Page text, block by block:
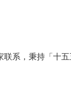
系，秉持「十